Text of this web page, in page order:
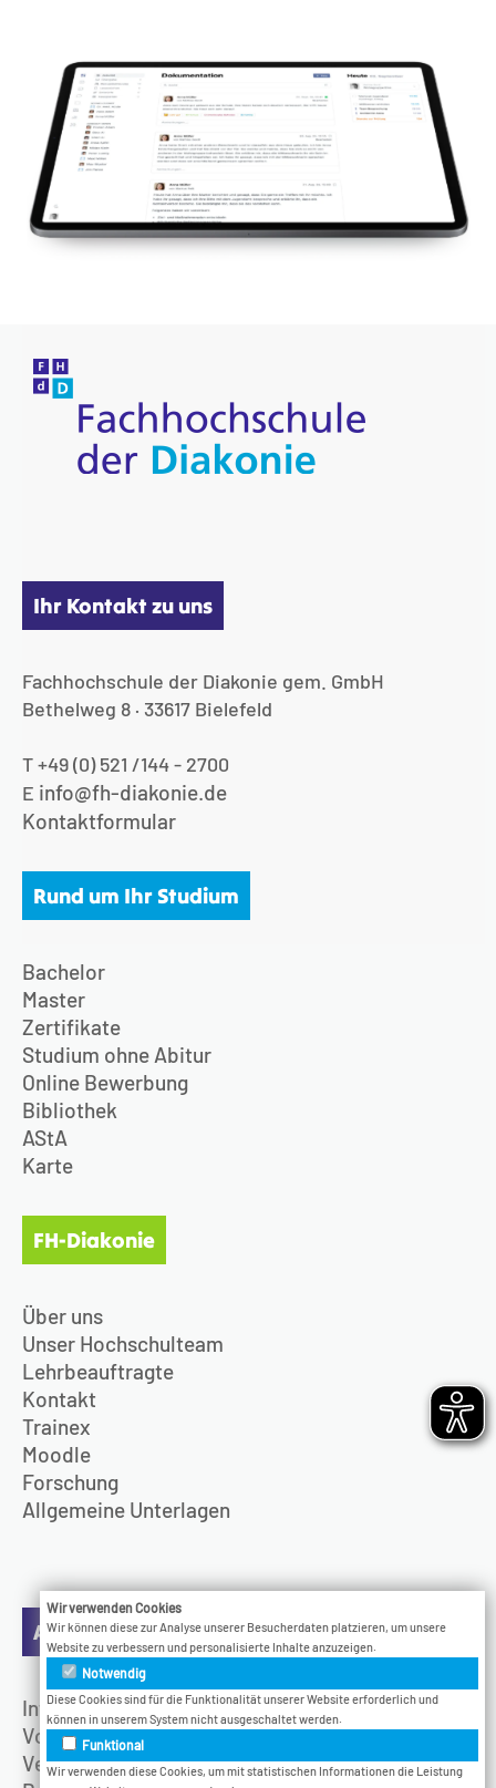
Ihr Kontakt zu uns
Fachhochschule der Diakonie gem. GmbH
Bethelweg 8 · 33617 Bielefeld
T +49 (0) 521 /144 - 2700
E info@fh-diakonie.de
Kontaktformular
Rund um Ihr Studium
Bachelor
Master
Zertifikate
Studium ohne Abitur
Online Bewerbung
Bibliothek
AStA
Karte
FH-Diakonie
Über uns
Unser Hochschulteam
Lehrbeauftragte
Kontakt
Trainex
Moodle
Forschung
Allgemeine Unterlagen
Aktuelles
Infotage
Vodcast
Veranstaltungen
Wir verwenden Cookies
Wir können diese zur Analyse unserer Besucherdaten platzieren, um unsere
Website zu verbessern und personalisierte Inhalte anzuzeigen.
Notwendig
Diese Cookies sind für die Funktionalität unserer Website erforderlich und
können in unserem System nicht ausgeschaltet werden.
Funktional
Wir verwenden diese Cookies, um mit statistischen Informationen die Leistung